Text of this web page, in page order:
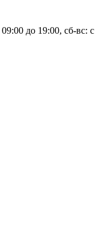
09:00 до 19:00, сб-вс: с